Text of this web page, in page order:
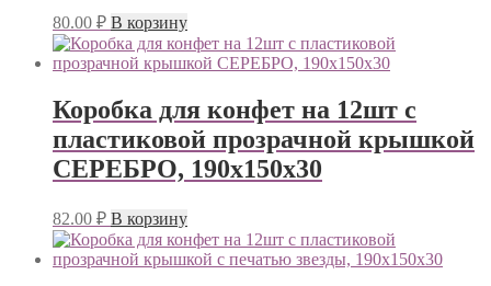
80.00 ₽ В корзину
Коробка для конфет на 12шт с
пластиковой прозрачной крышкой
СЕРЕБРО, 190х150х30
82.00 ₽ В корзину